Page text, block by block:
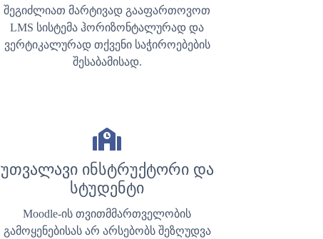
შეგიძლიათ მარტივად გააფართოვოთ
LMS სისტემა ჰორიზონტალურად და
ვერტიკალურად თქვენი საჭიროებების
შესაბამისად.
უთვალავი ინსტრუქტორი და
სტუდენტი
Moodle-ის თვითმმართველობის
გამოყენებისას არ არსებობს შეზღუდვა